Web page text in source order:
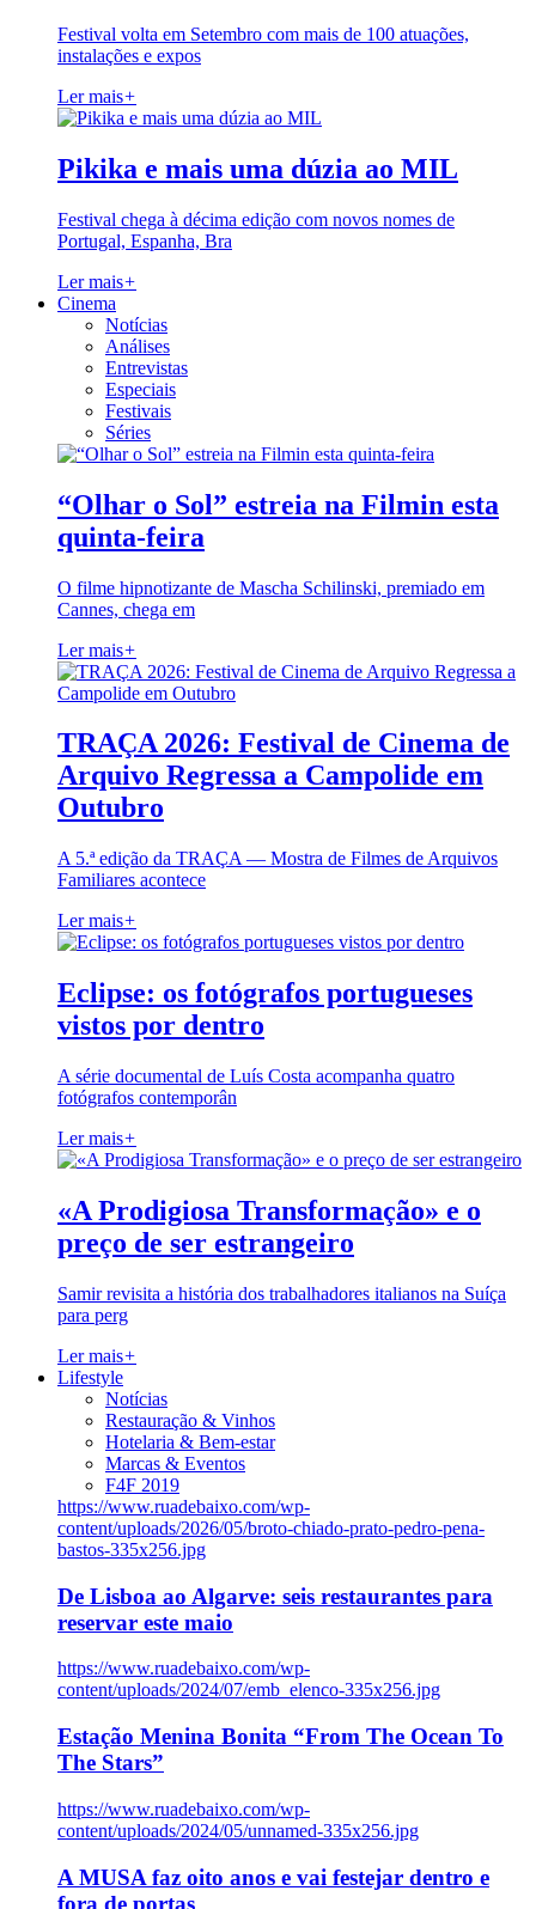
Festival volta em Setembro com mais de 100 atuações,
instalações e expos
Ler mais+
Pikika e mais uma dúzia ao MIL
Festival chega à décima edição com novos nomes de
Portugal, Espanha, Bra
Ler mais+
Cinema
Notícias
Análises
Entrevistas
Especiais
Festivais
Séries
“Olhar o Sol” estreia na Filmin esta
quinta-feira
O filme hipnotizante de Mascha Schilinski, premiado em
Cannes, chega em
Ler mais+
TRAÇA 2026: Festival de Cinema de
Arquivo Regressa a Campolide em
Outubro
A 5.ª edição da TRAÇA — Mostra de Filmes de Arquivos
Familiares acontece
Ler mais+
Eclipse: os fotógrafos portugueses
vistos por dentro
A série documental de Luís Costa acompanha quatro
fotógrafos contemporân
Ler mais+
«A Prodigiosa Transformação» e o
preço de ser estrangeiro
Samir revisita a história dos trabalhadores italianos na Suíça
para perg
Ler mais+
Lifestyle
Notícias
Restauração & Vinhos
Hotelaria & Bem-estar
Marcas & Eventos
F4F 2019
https://www.ruadebaixo.com/wp-
content/uploads/2026/05/broto-chiado-prato-pedro-pena-
bastos-335x256.jpg
De Lisboa ao Algarve: seis restaurantes para
reservar este maio
https://www.ruadebaixo.com/wp-
content/uploads/2024/07/emb_elenco-335x256.jpg
Estação Menina Bonita “From The Ocean To
The Stars”
https://www.ruadebaixo.com/wp-
content/uploads/2024/05/unnamed-335x256.jpg
A MUSA faz oito anos e vai festejar dentro e
fora de portas